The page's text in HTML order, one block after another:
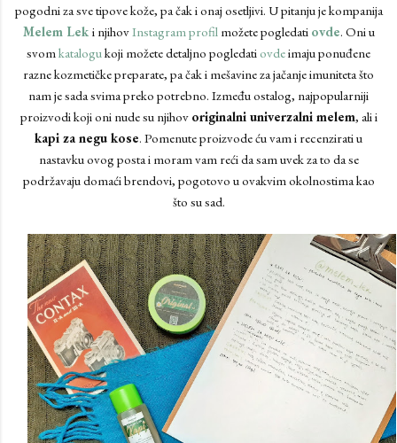
pogodni za sve tipove kože, pa čak i onaj osetljivi. U pitanju je kompanija
Melem Lek i njihovInstagram profil možete pogledati ovde. Oni u
svom katalogu koji možete detaljno pogledati ovdeimaju ponuđene
razne kozmetičke preparate, pa čak i mešavine za jačanje imuniteta što
nam je sada svima preko potrebno. Između ostalog, najpopularniji
proizvodi koji oni nude su njihov originalni univerzalni melem, ali i
kapi za negu kose. Pomenute proizvode ću vam i recenzirati u
nastavku ovog posta i moram vam reći da sam uvek za to da se
podržavaju domaći brendovi, pogotovo u ovakvim okolnostima kao
što su sad.